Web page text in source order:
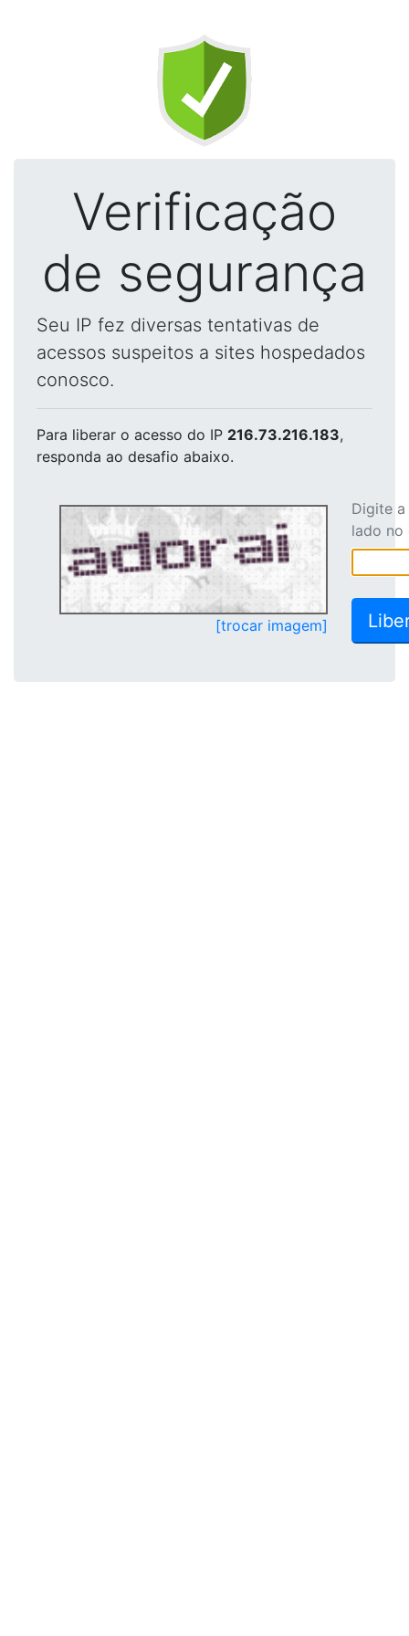
Verificação
de segurança
Seu IP fez diversas tentativas de
acessos suspeitos a sites hospedados
conosco.
Para liberar o acesso do IP 216.73.216.183,
responda ao desafio abaixo.
[trocar imagem]
Digite
lado no